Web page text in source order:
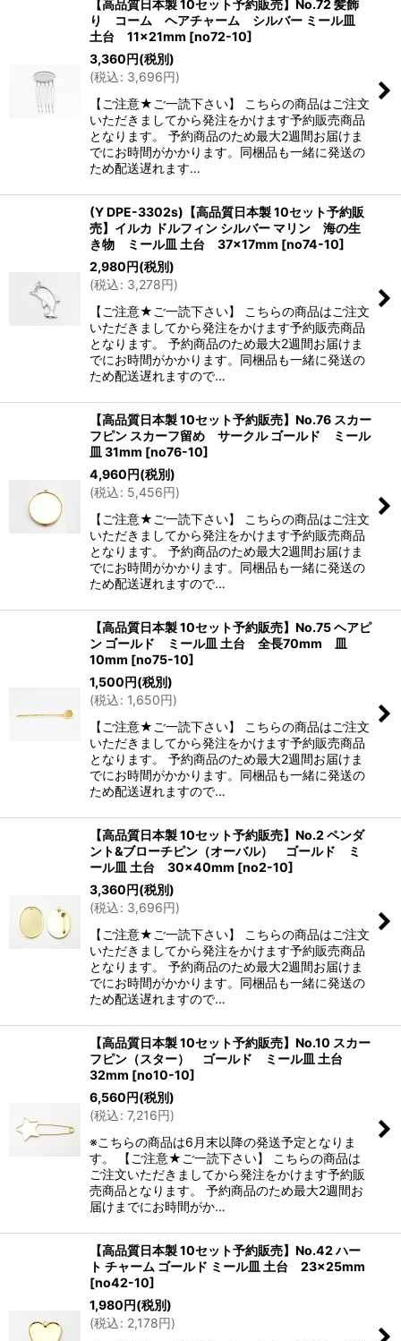
【高品質日本製 10セット予約販売】No.72 髪飾
り コーム ヘアチャーム シルバー ミール皿
土台 11×21mm [no72-10]
3,360円(税別)
(税込: 3,696円)
【ご注意★ご一読下さい】 こちらの商品はご注文
いただきましてから発注をかけます予約販売商品
となります。 予約商品のため最大2週間お届けま
でにお時間がかかります。同梱品も一緒に発送の
ため配送遅れます…
(Y DPE-3302s)【高品質日本製 10セット予約販
売】イルカ ドルフィン シルバー マリン 海の生
き物 ミール皿 土台 37×17mm [no74-10]
2,980円(税別)
(税込: 3,278円)
【ご注意★ご一読下さい】 こちらの商品はご注文
いただきましてから発注をかけます予約販売商品
となります。 予約商品のため最大2週間お届けま
でにお時間がかかります。同梱品も一緒に発送の
ため配送遅れますので…
【高品質日本製 10セット予約販売】No.76 スカー
フピン スカーフ留め サークル ゴールド ミール
皿 31mm [no76-10]
4,960円(税別)
(税込: 5,456円)
【ご注意★ご一読下さい】 こちらの商品はご注文
いただきましてから発注をかけます予約販売商品
となります。 予約商品のため最大2週間お届けま
でにお時間がかかります。同梱品も一緒に発送の
ため配送遅れますので…
【高品質日本製 10セット予約販売】No.75 ヘアピ
ン ゴールド ミール皿 土台 全長70mm 皿
10mm [no75-10]
1,500円(税別)
(税込: 1,650円)
【ご注意★ご一読下さい】 こちらの商品はご注文
いただきましてから発注をかけます予約販売商品
となります。 予約商品のため最大2週間お届けま
でにお時間がかかります。同梱品も一緒に発送の
ため配送遅れますので…
【高品質日本製 10セット予約販売】No.2 ペンダ
ント&ブローチピン（オーバル） ゴールド ミ
ール皿 土台 30×40mm [no2-10]
3,360円(税別)
(税込: 3,696円)
【ご注意★ご一読下さい】 こちらの商品はご注文
いただきましてから発注をかけます予約販売商品
となります。 予約商品のため最大2週間お届けま
でにお時間がかかります。同梱品も一緒に発送の
ため配送遅れますので…
【高品質日本製 10セット予約販売】No.10 スカー
フピン（スター） ゴールド ミール皿 土台
32mm [no10-10]
6,560円(税別)
(税込: 7,216円)
※こちらの商品は6月末以降の発送予定となりま
す。 【ご注意★ご一読下さい】 こちらの商品は
ご注文いただきましてから発注をかけます予約販
売商品となります。 予約商品のため最大2週間お
届けまでにお時間がか…
【高品質日本製 10セット予約販売】No.42 ハー
ト チャーム ゴールド ミール皿 土台 23×25mm
[no42-10]
1,980円(税別)
(税込: 2,178円)